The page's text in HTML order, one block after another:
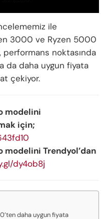
ile
3000 ve Ryzen 5000
performans noktasında
da daha uygun fiyata
çekiyor.
modelini
için;
modelini Trendyol’dan
dy4ob8j
daha uygun fiyata